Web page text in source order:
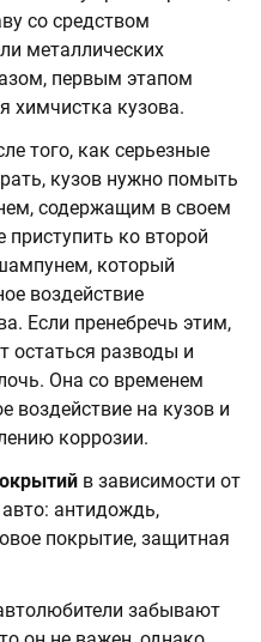
со средством
металлических
первым этапом
химчистка кузова.
того, как серьезные
кузов нужно помыть
содержащим в своем
приступить ко второй
который
воздействие
Если пренебречь этим,
остаться разводы и
Она со временем
воздействие на кузов и
коррозии.
в зависимости от
антидождь,
покрытие, защитная
забывают